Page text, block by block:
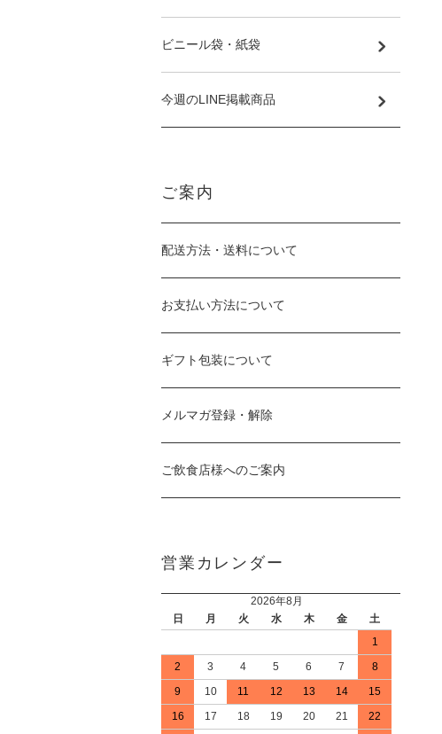
ビニール袋・紙袋
今週のLINE掲載商品
ご案内
配送方法・送料について
お支払い方法について
ギフト包装について
メルマガ登録・解除
ご飲食店様へのご案内
営業カレンダー
2026年8月
日
月 火 水 木 金
土
1
2
3 4 5 6 7
8
9
10 11 12 13 14
15
16
17 18 19 20 21
22